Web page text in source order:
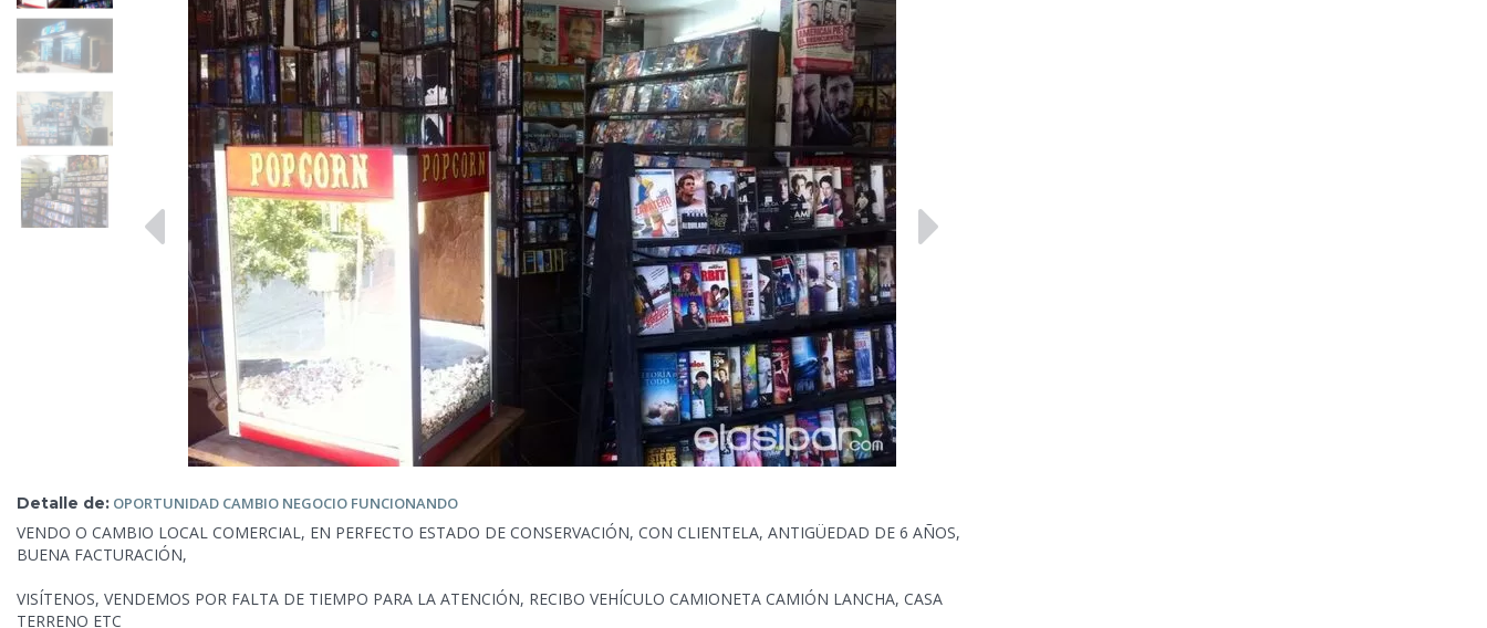
Detalle de: OPORTUNIDAD CAMBIO NEGOCIO FUNCIONANDO
VENDO O CAMBIO LOCAL COMERCIAL, EN PERFECTO ESTADO DE CONSERVACIÓN, CON CLIENTELA, ANTIGÜEDAD DE 6 AÑOS,
BUENA FACTURACIÓN,
VISÍTENOS, VENDEMOS POR FALTA DE TIEMPO PARA LA ATENCIÓN, RECIBO VEHÍCULO CAMIONETA CAMIÓN LANCHA, CASA
TERRENO ETC